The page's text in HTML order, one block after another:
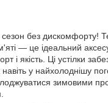
без дискомфорту!
— це ідеальний
і якість. Ці устілки
у найхолоднішу
зимовими